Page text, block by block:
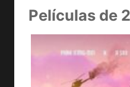
Películas de